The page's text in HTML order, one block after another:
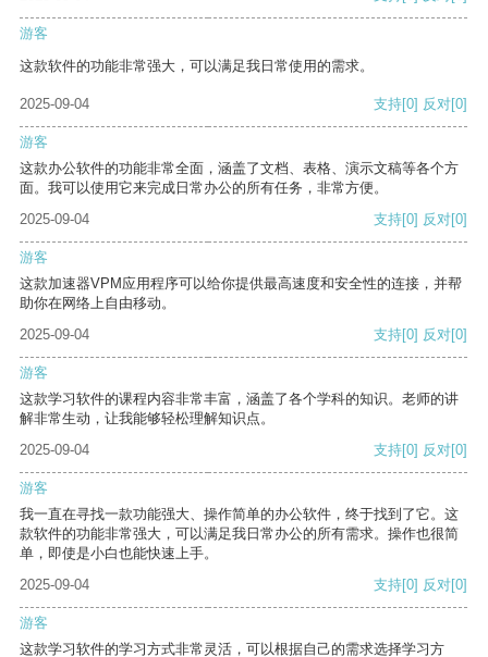
游客
这款软件的功能非常强大，可以满足我日常使用的需求。
2025-09-04 支持[0] 反对[0]
游客
这款办公软件的功能非常全面，涵盖了文档、表格、演示文稿等各个方
面。我可以使用它来完成日常办公的所有任务，非常方便。
2025-09-04
支持[0] 反对[0]
游客
这款加速器VPM应用程序可以给你提供最高速度和安全性的连接，并帮
助你在网络上自由移动。
2025-09-04
支持[0] 反对[0]
游客
这款学习软件的课程内容非常丰富，涵盖了各个学科的知识。老师的讲
解非常生动，让我能够轻松理解知识点。
2025-09-04
支持[0] 反对[0]
游客
我一直在寻找一款功能强大、操作简单的办公软件，终于找到了它。这
款软件的功能非常强大，可以满足我日常办公的所有需求。操作也很简
单，即使是小白也能快速上手。
2025-09-04
支持[0] 反对[0]
游客
这款学习软件的学习方式非常灵活，可以根据自己的需求选择学习方